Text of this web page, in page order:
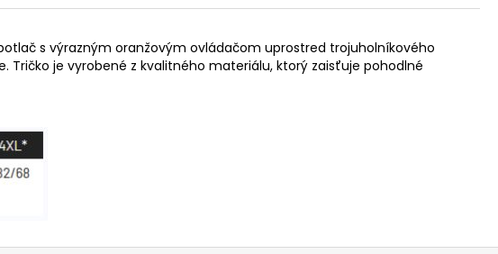
s výrazným oranžovým ovládačom uprostred trojuholníkového
Tričko je vyrobené z kvalitného materiálu, ktorý zaisťuje pohodlné